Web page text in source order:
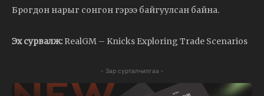
Брогдон нарыг сонгон гэрээ байгуулсан байна.
Эх сурвалж: RealGM – Knicks Exploring Trade Scenarios
- Зар сурталчилгаа -